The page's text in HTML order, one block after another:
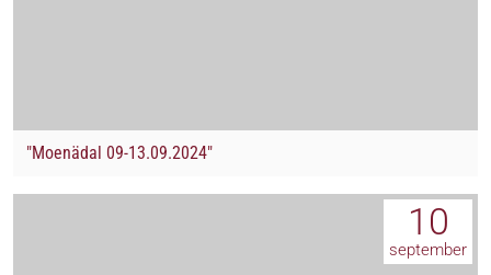
"Moenädal 09-13.09.2024"
10
september